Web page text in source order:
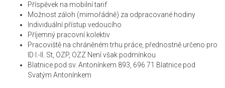
Příspěvek na mobilní tarif
Možnost záloh (mimořádně) za odpracované hodiny
Individuální přístup vedoucího
Příjemný pracovní kolektiv
Pracoviště na chráněném trhu práce, přednostně určeno pro
ID I.-II. St, OZP, OZZ Není však podmínkou
Blatnice pod sv. Antonínkem 893, 696 71 Blatnice pod
Svatým Antonínkem